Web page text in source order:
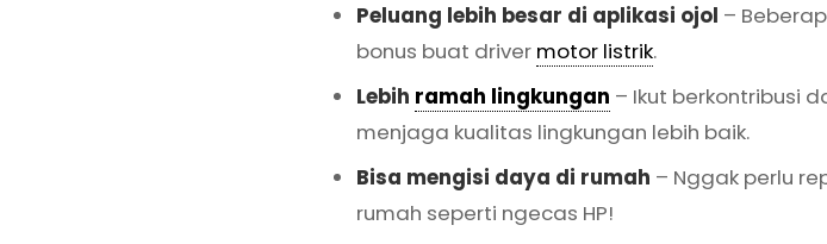
Peluang lebih besar di aplikasi ojol –
bonus buat driver motor listrik.
Lebih ramah lingkungan – Ikut berkontribusi
menjaga kualitas lingkungan lebih baik.
Bisa mengisi daya di rumah – Nggak perlu
rumah seperti ngecas HP!